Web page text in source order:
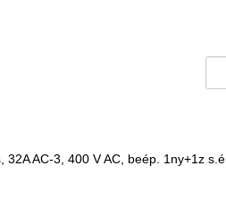
AC-3, 400 V AC, beép. 1ny+1z s.é.